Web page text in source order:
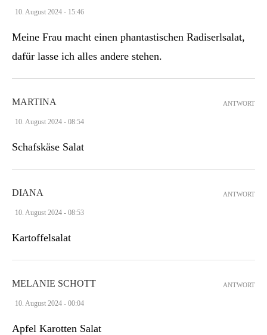
10. August 2024 - 15:46
Meine Frau macht einen phantastischen Radiserlsalat,
dafür lasse ich alles andere stehen.
MARTINA
10. August 2024 - 08:54
Schafskäse Salat
ANTWORT
DIANA
10. August 2024 - 08:53
Kartoffelsalat
ANTWORT
MELANIE SCHOTT
10. August 2024 - 00:04
Apfel Karotten Salat
ANTWORT